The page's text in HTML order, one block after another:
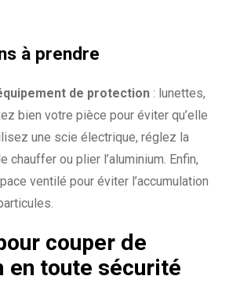
à prendre
de protection : lunettes,
bien votre pièce pour éviter qu’elle
une scie électrique, réglez la
chauffer ou plier l’aluminium. Enfin,
ventilé pour éviter l’accumulation
couper de
en toute sécurité